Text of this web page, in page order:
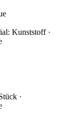
Kunststoff ·
·